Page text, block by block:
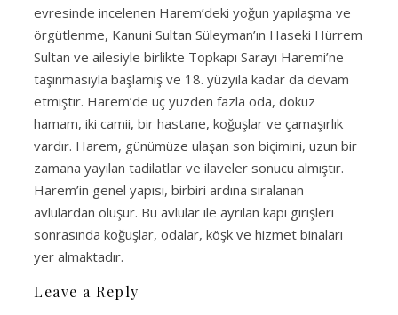
evresinde incelenen Harem’deki yoğun yapılaşma ve
örgütlenme, Kanuni Sultan Süleyman’ın Haseki Hürrem
Sultan ve ailesiyle birlikte Topkapı Sarayı Haremi’ne
taşınmasıyla başlamış ve 18. yüzyıla kadar da devam
etmiştir. Harem’de üç yüzden fazla oda, dokuz
hamam, iki camii, bir hastane, koğuşlar ve çamaşırlık
vardır. Harem, günümüze ulaşan son biçimini, uzun bir
zamana yayılan tadilatlar ve ilaveler sonucu almıştır.
Harem’in genel yapısı, birbiri ardına sıralanan
avlulardan oluşur. Bu avlular ile ayrılan kapı girişleri
sonrasında koğuşlar, odalar, köşk ve hizmet binaları
yer almaktadır.
Leave a Reply